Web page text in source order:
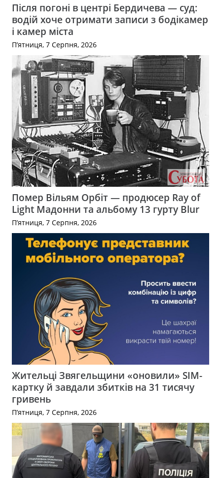
Після погоні в центрі Бердичева — суд:
водій хоче отримати записи з бодікамер
і камер міста
П’ятниця, 7 Серпня, 2026
Помер Вільям Орбіт — продюсер Ray of
Light Мадонни та альбому 13 гурту Blur
П’ятниця, 7 Серпня, 2026
Жительці Звягельщини «оновили» SIM-
картку й завдали збитків на 31 тисячу
гривень
П’ятниця, 7 Серпня, 2026